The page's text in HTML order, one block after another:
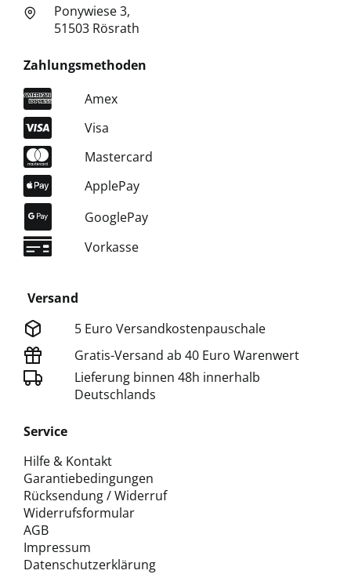
Ponywiese 3,
51503 Rösrath
Zahlungsmethoden
Amex
Visa
Mastercard
ApplePay
GooglePay
Vorkasse
Versand
5 Euro Versandkostenpauschale
Gratis-Versand ab 40 Euro Warenwert
Lieferung binnen 48h innerhalb
Deutschlands
Service
Hilfe & Kontakt
Garantiebedingungen
Rücksendung / Widerruf
Widerrufsformular
AGB
Impressum
Datenschutzerklärung